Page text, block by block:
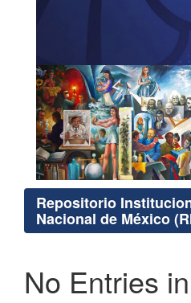
Repositorio
Nacional de México
No Entries